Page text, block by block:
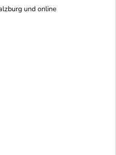
und online
Link